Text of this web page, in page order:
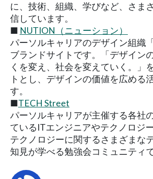
に、技術、組織、学びなど、さま
信しています。
■ NUTION（ニューション）
パーソルキャリアのデザイン組織
ブランドサイトです。「デザイン
くを変え、社会を変えていく。」
トとし、デザインの価値を広める
す。
■TECH Street
パーソルキャリアが主催する各社
ているITエンジニアやテクノロジ
テクノロジーに関するさまざまな
知見が学べる勉強会コミュニティで